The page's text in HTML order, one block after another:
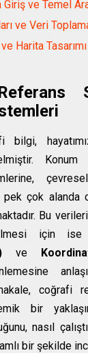
Giriş ve Temel
ve Veri
Harita
bilgi,
Konum
pek çok alanda
Bu
için ise
ve
coğrafi
bir
nasıl
bir şekilde